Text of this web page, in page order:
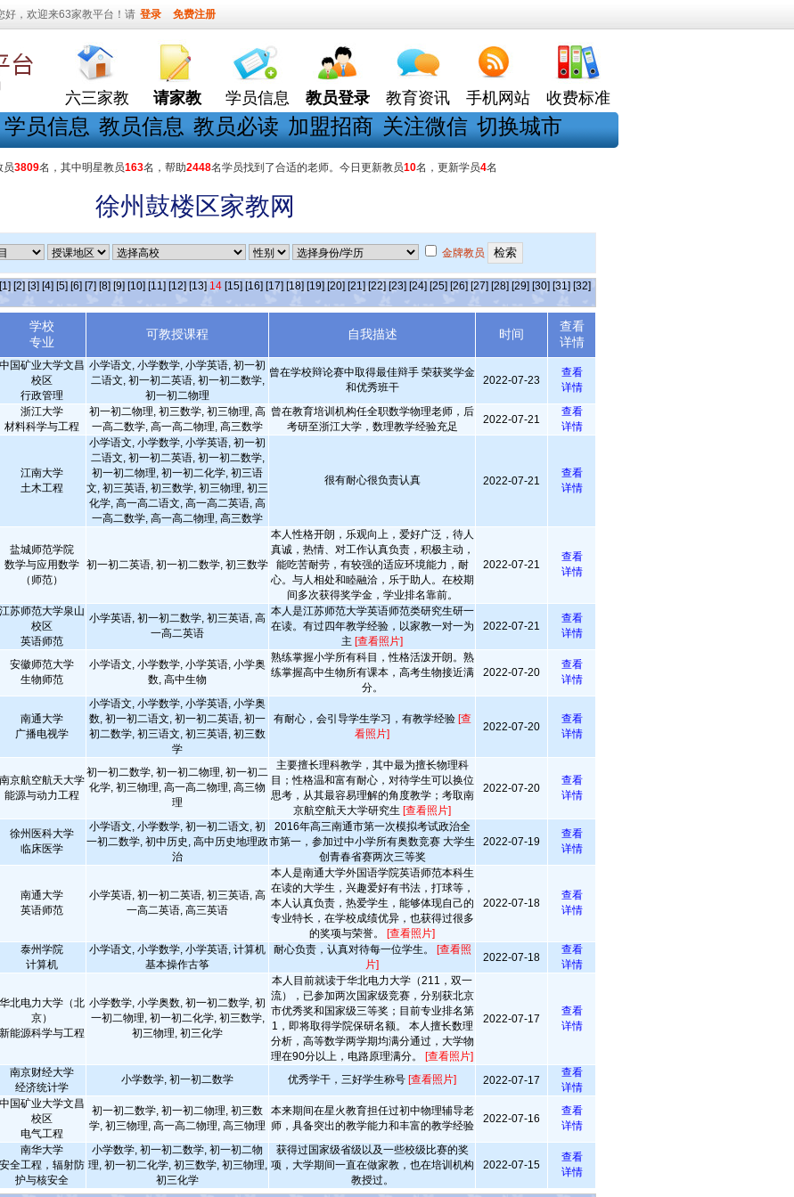
好，欢迎来63家教平台！请 登录 免费注册
六三家教 请家教 学员信息 教员登录 教育资讯 手机网站 收费标准
学员信息 教员信息 教员必读 加盟招商 关注微信 切换城市
员3809名，其中明星教员163名，帮助2448名学员找到了合适的老师。今日更新教员10名，更新学员4名
徐州鼓楼区家教网
金牌教员
[1] [2] [3] [4] [5] [6] [7] [8] [9] [10] [11] [12] [13] 14 [15] [16] [17] [18] [19] [20] [21] [22] [23] [24] [25] [26] [27] [28] [29] [30] [31] [32]
学校
专业
可教授课程 自我描述 时间
查看
详情
中国矿业大学文昌
校区
行政管理
小学语文, 小学数学, 小学英语, 初一初
二语文, 初一初二英语, 初一初二数学,
初一初二物理
曾在学校辩论赛中取得最佳辩手 荣获奖学金
和优秀班干
2022-07-23
查看
详情
浙江大学
材料科学与工程
初一初二物理, 初三数学, 初三物理, 高
一高二数学, 高一高二物理, 高三数学
曾在教育培训机构任全职数学物理老师，后
考研至浙江大学，数理教学经验充足
2022-07-21
查看
详情
江南大学
土木工程
小学语文, 小学数学, 小学英语, 初一初
二语文, 初一初二英语, 初一初二数学,
初一初二物理, 初一初二化学, 初三语
文, 初三英语, 初三数学, 初三物理, 初三
化学, 高一高二语文, 高一高二英语, 高
一高二数学, 高一高二物理, 高三数学
很有耐心很负责认真 2022-07-21
查看
详情
盐城师范学院
数学与应用数学
（师范）
初一初二英语, 初一初二数学, 初三数学
本人性格开朗，乐观向上，爱好广泛，待人
真诚，热情、对工作认真负责，积极主动，
能吃苦耐劳，有较强的适应环境能力，耐
心。与人相处和睦融洽，乐于助人。在校期
间多次获得奖学金，学业排名靠前。
2022-07-21
查看
详情
江苏师范大学泉山
校区
英语师范
小学英语, 初一初二数学, 初三英语, 高
一高二英语
本人是江苏师范大学英语师范类研究生研一
在读。有过四年教学经验，以家教一对一为
主 [查看照片]
2022-07-21
查看
详情
安徽师范大学
生物师范
小学语文, 小学数学, 小学英语, 小学奥
数, 高中生物
熟练掌握小学所有科目，性格活泼开朗。熟
练掌握高中生物所有课本，高考生物接近满
分。
2022-07-20
查看
详情
南通大学
广播电视学
小学语文, 小学数学, 小学英语, 小学奥
数, 初一初二语文, 初一初二英语, 初一
初二数学, 初三语文, 初三英语, 初三数
学
有耐心，会引导学生学习，有教学经验 [查
看照片]
2022-07-20
查看
详情
南京航空航天大学
能源与动力工程
初一初二数学, 初一初二物理, 初一初二
化学, 初三物理, 高一高二物理, 高三物
理
主要擅长理科教学，其中最为擅长物理科
目；性格温和富有耐心，对待学生可以换位
思考，从其最容易理解的角度教学；考取南
京航空航天大学研究生 [查看照片]
2022-07-20
查看
详情
徐州医科大学
临床医学
小学语文, 小学数学, 初一初二语文, 初
一初二数学, 初中历史, 高中历史地理政
治
2016年高三南通市第一次模拟考试政治全
市第一，参加过中小学所有奥数竞赛 大学生
创青春省赛两次三等奖
2022-07-19
查看
详情
南通大学
英语师范
小学英语, 初一初二英语, 初三英语, 高
一高二英语, 高三英语
本人是南通大学外国语学院英语师范本科生
在读的大学生，兴趣爱好有书法，打球等，
本人认真负责，热爱学生，能够体现自己的
专业特长，在学校成绩优异，也获得过很多
的奖项与荣誉。 [查看照片]
2022-07-18
查看
详情
泰州学院
计算机
小学语文, 小学数学, 小学英语, 计算机
基本操作古筝
耐心负责，认真对待每一位学生。
[查看照
片]
2022-07-18
查看
详情
华北电力大学（北
京）
新能源科学与工程
小学数学, 小学奥数, 初一初二数学, 初
一初二物理, 初一初二化学, 初三数学,
初三物理, 初三化学
本人目前就读于华北电力大学（211，双一
流），已参加两次国家级竞赛，分别获北京
市优秀奖和国家级三等奖；目前专业排名第
1，即将取得学院保研名额。 本人擅长数理
分析，高等数学两学期均满分通过，大学物
理在90分以上，电路原理满分。 [查看照片]
2022-07-17
查看
详情
南京财经大学
经济统计学
小学数学, 初一初二数学 优秀学干，三好学生称号 [查看照片] 2022-07-17
查看
详情
中国矿业大学文昌
校区
电气工程
初一初二数学, 初一初二物理, 初三数
学, 初三物理, 高一高二物理, 高三物理
本来期间在星火教育担任过初中物理辅导老
师，具备突出的教学能力和丰富的教学经验
2022-07-16
查看
详情
南华大学
安全工程，辐射防
护与核安全
小学数学, 初一初二数学, 初一初二物
理, 初一初二化学, 初三数学, 初三物理,
初三化学
获得过国家级省级以及一些校级比赛的奖
项，大学期间一直在做家教，也在培训机构
教授过。
2022-07-15
查看
详情